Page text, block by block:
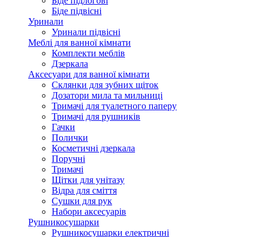
Біде підвісні
Уринали
Уринали підвісні
Меблі для ванної кімнати
Комплекти меблів
Дзеркала
Аксесуари для ванної кімнати
Склянки для зубних щіток
Дозатори мила та мильниці
Тримачі для туалетного паперу
Тримачі для рушників
Гачки
Полички
Косметичні дзеркала
Поручні
Тримачі
Щітки для унітазу
Відра для сміття
Сушки для рук
Набори аксесуарів
Рушникосушарки
Рушникосушарки електричні